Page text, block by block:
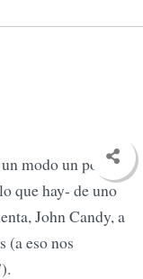
modo un poco
que hay- de uno
John Candy, a
(a eso nos